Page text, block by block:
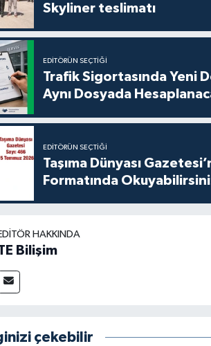
Skyliner teslimatı
EDITÖRÜN SEÇTIĞI
Trafik Sigortasında Yeni
Aynı Dosyada
EDITÖRÜN SEÇTIĞI
Taşıma Dünyası
Formatında
HAKKINDA
Bilişim
çekebilir